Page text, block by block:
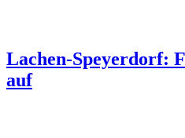
Lachen-Speyerdorf:
auf